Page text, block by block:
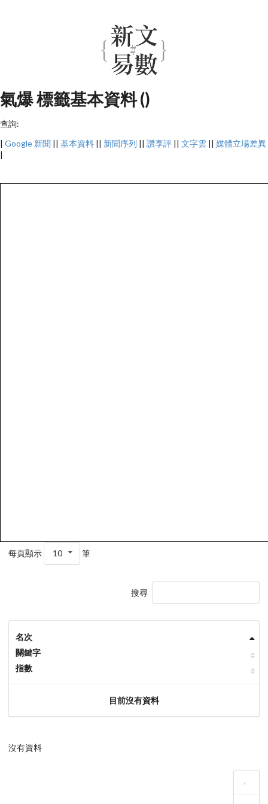
氣爆 標籤基本資料 ()
查詢:
| Google 新聞 || 基本資料 || 新聞序列 || 讚享評 || 文字雲 || 媒體立場差異
|
每頁顯示 10 筆
搜尋
名次
關鍵字
指數
目前沒有資料
沒有資料
‹